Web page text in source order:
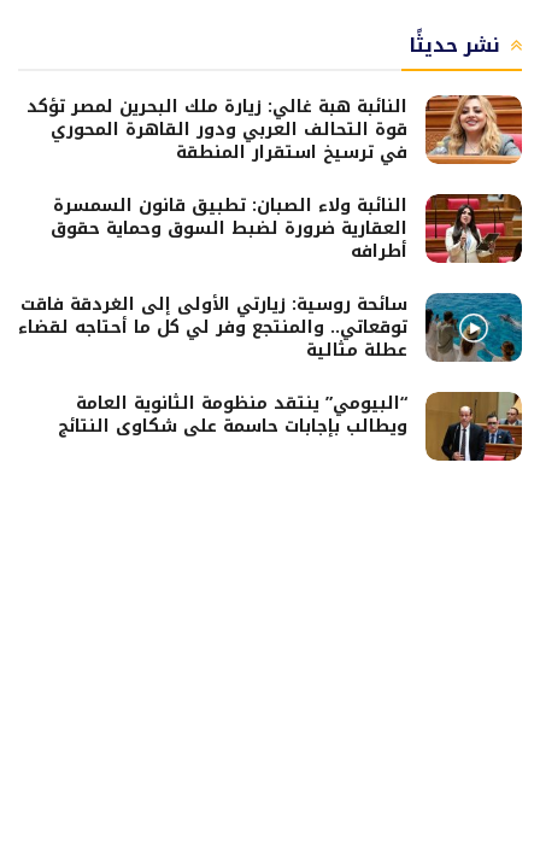
نشر حديثًا
النائبة هبة غالي: زيارة ملك البحرين لمصر تؤكد
قوة التحالف العربي ودور القاهرة المحوري
في ترسيخ استقرار المنطقة
النائبة ولاء الصبان: تطبيق قانون السمسرة
العقارية ضرورة لضبط السوق وحماية حقوق
أطرافه
سائحة روسية: زيارتي الأولى إلى الغردقة فاقت
توقعاتي.. والمنتجع وفر لي كل ما أحتاجه لقضاء
عطلة مثالية
“البيومي” ينتقد منظومة الثانوية العامة
ويطالب بإجابات حاسمة على شكاوى النتائج